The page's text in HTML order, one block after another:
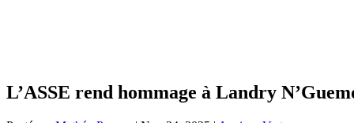
L’ASSE rend hommage à Landry